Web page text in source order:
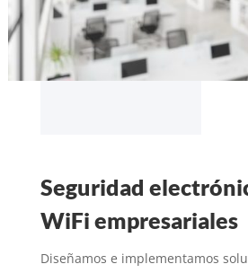
Seguridad
WiFi empresariales
Diseñamos e implementamos